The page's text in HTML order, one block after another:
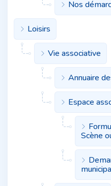
Nos
Loisirs
Vie associative
Annuaire
Espace
Scène